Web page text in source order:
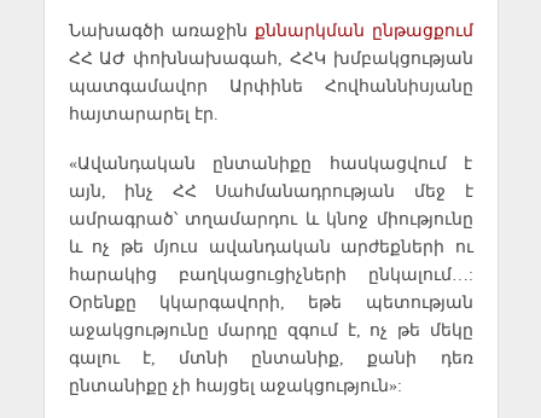
Նախագծի առաջին քննարկման ընթացքում
ՀՀ ԱԺ փոխնախագահ, ՀՀԿ խմբակցության
պատգամավոր Արփինե Հովհաննիսյանը
հայտարարել էր.
«Ավանդական ընտանիքը հասկացվում է
այն, ինչ ՀՀ Սահմանադրության մեջ է
ամրագրած՝ տղամարդու և կնոջ միությունը
և ոչ թե մյուս ավանդական արժեքների ու
հարակից բաղկացուցիչների ընկալում…:
Օրենքը կկարգավորի, եթե պետության
աջակցությունը մարդը զգում է, ոչ թե մեկը
գալու է, մտնի ընտանիք, քանի դեռ
ընտանիքը չի հայցել աջակցություն»: